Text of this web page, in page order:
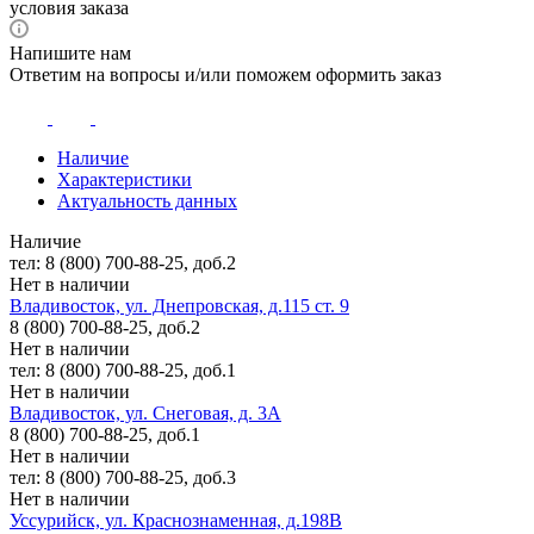
условия заказа
Напишите нам
Ответим на вопросы и/или поможем оформить заказ
Наличие
Характеристики
Актуальность данных
Наличие
тел: 8 (800) 700-88-25, доб.2
Нет в наличии
Владивосток, ул. Днепровская, д.115 ст. 9
8 (800) 700-88-25, доб.2
Нет в наличии
тел: 8 (800) 700-88-25, доб.1
Нет в наличии
Владивосток, ул. Снеговая, д. 3А
8 (800) 700-88-25, доб.1
Нет в наличии
тел: 8 (800) 700-88-25, доб.3
Нет в наличии
Уссурийск, ул. Краснознаменная, д.198В